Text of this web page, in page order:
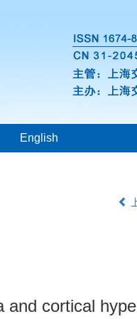
English
and cortical